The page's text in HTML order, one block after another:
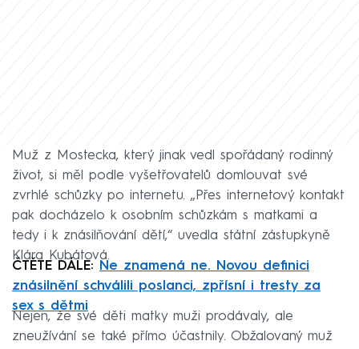
Muž z Mostecka, který jinak vedl spořádaný rodinný
život, si měl podle vyšetřovatelů domlouvat své
zvrhlé schůzky po internetu. „Přes internetový kontakt
pak docházelo k osobním schůzkám s matkami a
tedy i k znásilňování dětí,“ uvedla státní zástupkyně
Klára Kubátová.
ČTĚTE DÁLE:
Ne znamená ne. Novou definici
znásilnění schválili poslanci, zpřísní i tresty za
sex s dětmi
Nejen, že své děti matky muži prodávaly, ale
zneužívání se také přímo účastnily. Obžalovaný muž